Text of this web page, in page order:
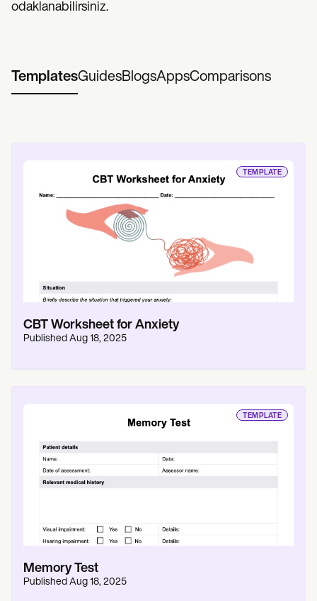
odaklanabilirsiniz.
TemplatesGuidesBlogsAppsComparisons
TEMPLATE
CBT Worksheet for Anxiety
Published Aug 18, 2025
TEMPLATE
Memory Test
Published Aug 18, 2025